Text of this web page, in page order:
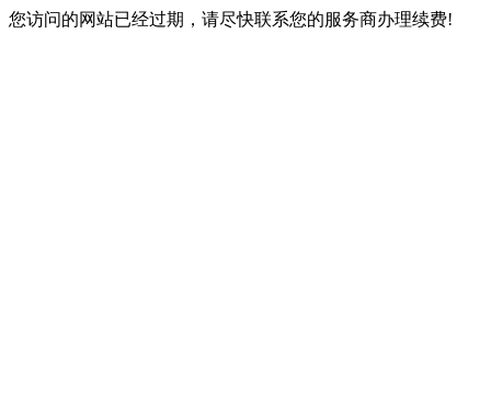
您访问的网站已经过期，请尽快联系您的服务商办理续费!